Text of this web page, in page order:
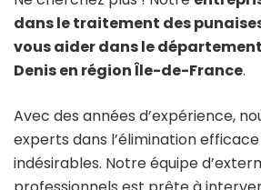
dans le traitement des
vous aider dans le
Denis en région Île-de-France.
Avec des années d’expérience,
experts dans l’élimination
indésirables. Notre équipe